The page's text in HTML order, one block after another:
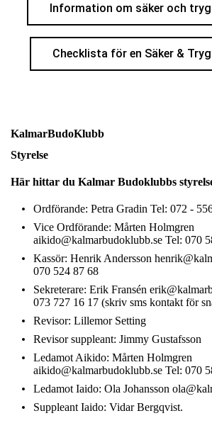
Information om säker och
Checklista för en Säker &
KalmarBudoKlubb
Styrelse
Här hittar du Kalmar Budoklubbs
Ordförande: Petra Gradin Tel: 072 -
Vice Ordförande: Mårten Holmgren
aikido@kalmarbudoklubb.se Tel: 070
Kassör: Henrik Andersson
070 524 87 68
Sekreterare: Erik Fransén
073 727 16 17 (skriv sms kontakt för
Revisor: Lillemor Setting
Revisor suppleant: Jimmy Gustafsson
Ledamot Aikido: Mårten Holmgren
aikido@kalmarbudoklubb.se Tel: 070
Ledamot Iaido: Ola Johansson
Suppleant Iaido: Vidar Bergqvist.